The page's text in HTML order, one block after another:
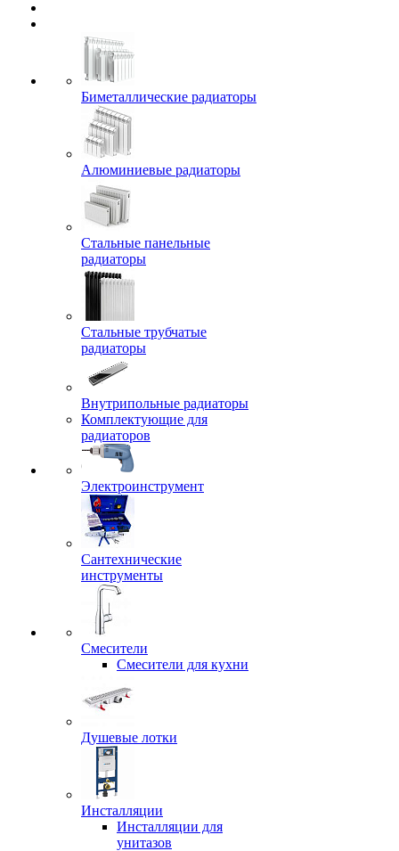
Биметаллические радиаторы
Алюминиевые радиаторы
Стальные панельные
радиаторы
Стальные трубчатые
радиаторы
Внутрипольные радиаторы
Комплектующие для
радиаторов
Электроинструмент
Сантехнические
инструменты
Смесители
Смесители для кухни
Душевые лотки
Инсталляции
Инсталляции для
унитазов